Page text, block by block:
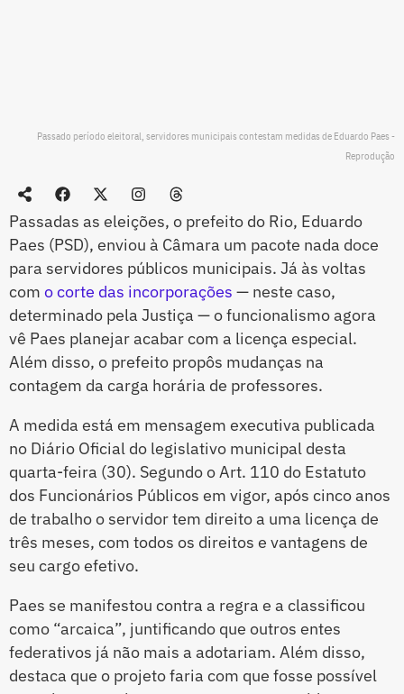
Passado período eleitoral, servidores municipais contestam medidas de Eduardo Paes -
Reprodução
Passadas as eleições, o prefeito do Rio, Eduardo
Paes (PSD), enviou à Câmara um pacote nada doce
para servidores públicos municipais. Já às voltas
com o corte das incorporações — neste caso,
determinado pela Justiça — o funcionalismo agora
vê Paes planejar acabar com a licença especial.
Além disso, o prefeito propôs mudanças na
contagem da carga horária de professores.
A medida está em mensagem executiva publicada
no Diário Oficial do legislativo municipal desta
quarta-feira (30). Segundo o Art. 110 do Estatuto
dos Funcionários Públicos em vigor, após cinco anos
de trabalho o servidor tem direito a uma licença de
três meses, com todos os direitos e vantagens de
seu cargo efetivo.
Paes se manifestou contra a regra e a classificou
como “arcaica”, juntificando que outros entes
federativos já não mais a adotariam. Além disso,
destaca que o projeto faria com que fosse possível